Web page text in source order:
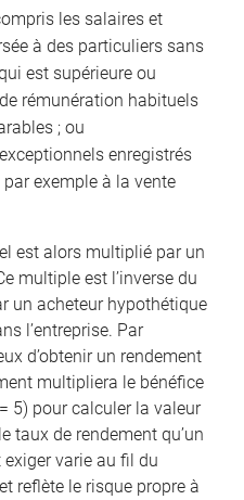
les salaires et
à des particuliers sans
est supérieure ou
rémunération habituels
; ou
enregistrés
par exemple à la vente
est alors multiplié par un
multiple est l’inverse du
un acheteur hypothétique
l’entreprise. Par
d’obtenir un rendement
multipliera le bénéfice
5) pour calculer la valeur
taux de rendement qu’un
varie au fil du
reflète le risque propre à